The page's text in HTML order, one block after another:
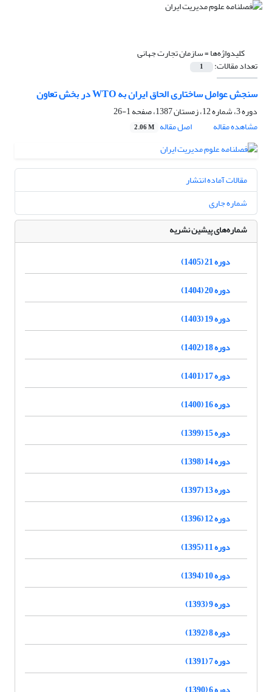
کلیدواژه‌ها =سازمان تجارت جهانی
تعداد مقالات: 1
سنجش عوامل ساختاری الحاق ایران به WTO در بخش تعاون
دوره 3، شماره 12، زمستان 1387، صفحه
1-26
مشاهده مقاله
اصل مقاله 2.06 M
مقالات آماده انتشار
شماره جاری
شماره‌های پیشین نشریه
دوره 21 (1405)
دوره 20 (1404)
دوره 19 (1403)
دوره 18 (1402)
دوره 17 (1401)
دوره 16 (1400)
دوره 15 (1399)
دوره 14 (1398)
دوره 13 (1397)
دوره 12 (1396)
دوره 11 (1395)
دوره 10 (1394)
دوره 9 (1393)
دوره 8 (1392)
دوره 7 (1391)